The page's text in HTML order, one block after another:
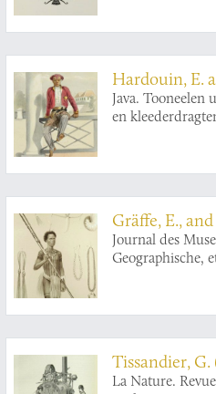
Hardouin, E.
Java. Tooneelen
en
Hardouin met
voorwoord van
bewerkt.
Gräffe, E.,
Journal des
Geographische,
ethnographical
Tissandier, G.
La Nature.